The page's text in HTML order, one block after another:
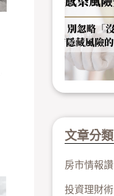
文章分類
房市情報讚
投資理財術